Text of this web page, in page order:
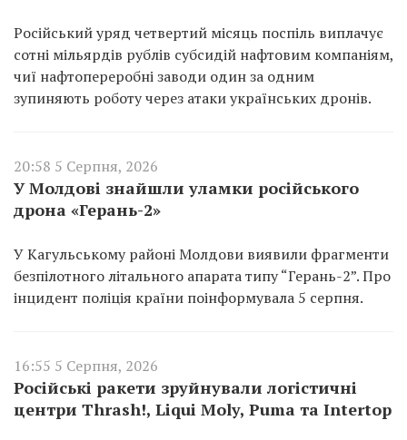
Російський уряд четвертий місяць поспіль виплачує
сотні мільярдів рублів субсидій нафтовим компаніям,
чиї нафтопереробні заводи один за одним
зупиняють роботу через атаки українських дронів.
20:58 5 Серпня, 2026
У Молдові знайшли уламки російського
дрона «Герань-2»
У Кагульському районі Молдови виявили фрагменти
безпілотного літального апарата типу “Герань-2”. Про
інцидент поліція країни поінформувала 5 серпня.
16:55 5 Серпня, 2026
Російські ракети зруйнували логістичні
центри Thrash!, Liqui Moly, Puma та Intertop